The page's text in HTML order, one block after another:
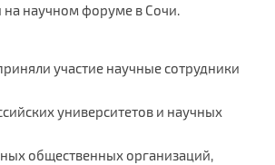
на научном форуме в Сочи.
участие научные сотрудники
университетов и научных
общественных организаций,